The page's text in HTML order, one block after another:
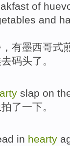
of
and
，有墨西哥式
去码头了。
slap on
了一下。
in hearty